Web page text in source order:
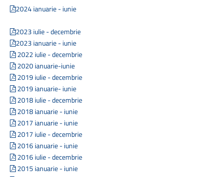
2024 ianuarie -iunie
2023 iulie - decembrie
2023 ianuarie - iunie
2022 iulie -decembrie
2020 ianuarie-iunie
2019 iulie - decembrie
2019 ianuarie- iunie
2018 iulie - decembrie
2018 ianuarie - iunie
2017 ianuarie - iunie
2017 iulie - decembrie
2016 ianuarie - iunie
2016 iulie - decembrie
2015 ianuarie - iunie